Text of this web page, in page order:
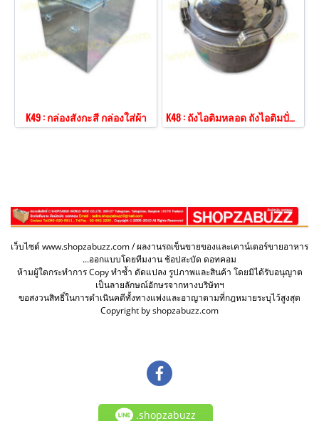
K49 : กล่องสังกะสี กล่องใส่ผ้า K48 : ถังไอติมหลอด ถังไอติมปั่น ไอติมแท่ง
เว็บไซต์ www.shopzabuzz.com / ผลงานรถเข็นขายของและเคาน์เตอร์ขายอาหาร
...ออกแบบโดยทีมงาน ช้อปสะบัด ดอทคอม
ห้ามผู้ใดกระทำการ Copy ทำซ้ำ ดัดแปลง รูปภาพและสินค้า โดยมิได้รับอนุญาต
เป็นลายลักษณ์อักษรจากทางบริษัทฯ
ขอสงวนสิทธิ์ในการดำเนินคดีทั้งทางแพ่งและอาญาตามที่กฎหมายระบุไว้สูงสุด
Copyright by shopzabuzz.com
.shopzabuzz